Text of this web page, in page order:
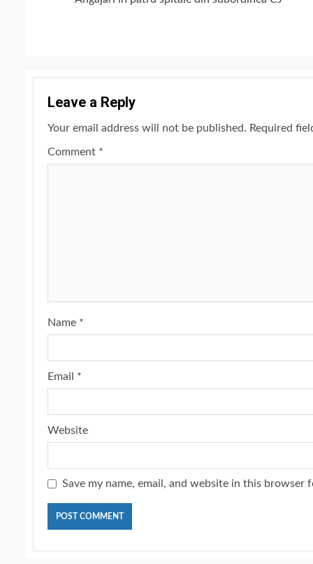
Leave a Reply
Your email address will not be published. Required
Comment *
Name *
Email *
Website
Save my name, email, and website in this browser